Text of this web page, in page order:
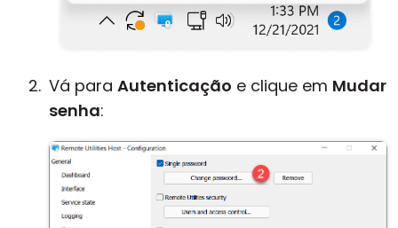
Vá para Autenticação e clique em Mudar
senha: